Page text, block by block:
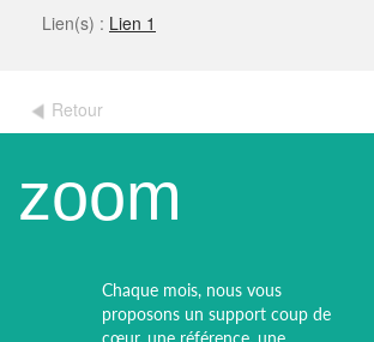
Lien(s) : Lien 1
Retour
zoom
Chaque mois, nous vous
proposons un support coup de
cœur, une référence, une